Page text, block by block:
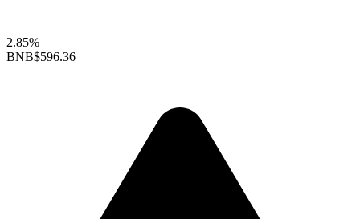
2.85%
BNB$596.36